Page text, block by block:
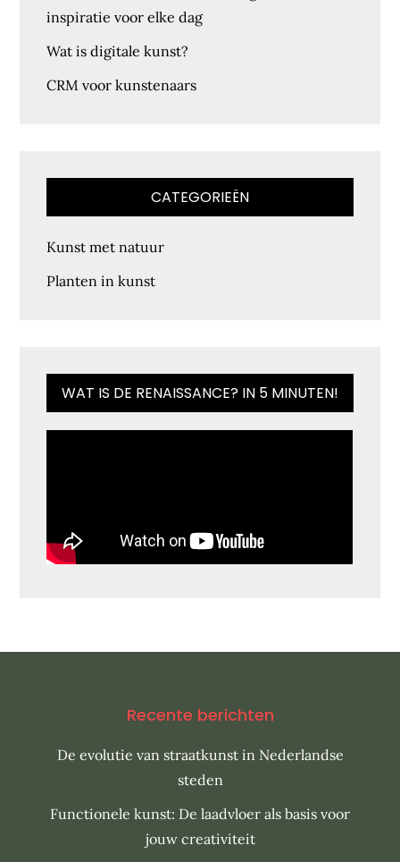
inspiratie voor elke dag
Wat is digitale kunst?
CRM voor kunstenaars
CATEGORIEËN
Kunst met natuur
Planten in kunst
WAT IS DE RENAISSANCE? IN 5 MINUTEN!
Recente berichten
De evolutie van straatkunst in Nederlandse
steden
Functionele kunst: De laadvloer als basis voor
jouw creativiteit